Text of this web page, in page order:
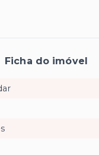
Ficha do imóvel